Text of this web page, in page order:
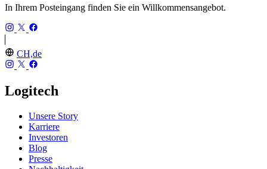
In Ihrem Posteingang finden Sie ein Willkommensangebot.
CH,de
Logitech
Unsere Story
Karriere
Investoren
Blog
Presse